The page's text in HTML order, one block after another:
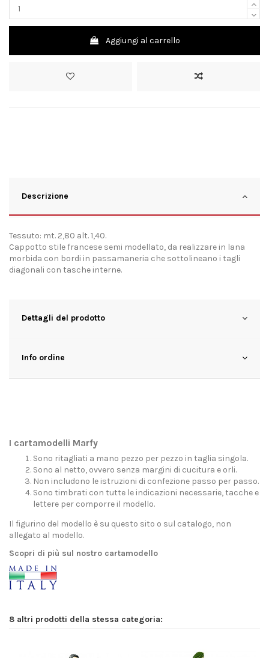
Aggiungi al carrello
Descrizione
Tessuto: mt. 2,80 alt. 1,40.
Cappotto stile francese semi modellato, da realizzare in lana
morbida con bordi in passamaneria che sottolineano i tagli
diagonali con tasche interne.
Dettagli del prodotto
Info ordine
I cartamodelli Marfy
Sono ritagliati a mano pezzo per pezzo in taglia singola.
Sono al netto, ovvero senza margini di cucitura e orli.
Non includono le istruzioni di confezione passo per passo.
Sono timbrati con tutte le indicazioni necessarie, tacche e
lettere per comporre il modello.
Il figurino del modello è su questo sito o sul catalogo, non
allegato al modello.
Scopri di più sul nostro cartamodello
8 altri prodotti della stessa categoria: